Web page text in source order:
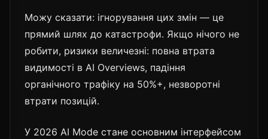
Можу сказати: ігнорування цих змін — це
прямий шлях до катастрофи. Якщо нічого не
робити, ризики величезні: повна втрата
видимості в AI Overviews, падіння
органічного трафіку на 50%+, незворотні
втрати позицій.
У 2026 AI Mode стане основним інтерфейсом